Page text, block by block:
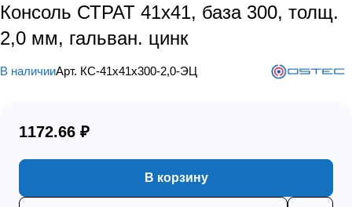
Консоль СТРАТ 41х41, база 300, толщ.
2,0 мм, гальван. цинк
В наличииАрт. КС-41х41х300-2,0-ЭЦ
1172.66 ₽
В корзину